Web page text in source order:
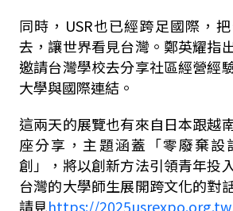
同時， USR也已經跨足國際，
去，讓世界看見台灣。鄭英耀指
邀請台灣學校去分享社區經營經
大學與國際連結。
這兩天的展覽也有來自日本跟越
座分享，主題涵蓋「零廢棄設
創」，將以創新方法引領青年投
台灣的大學師生展開跨文化的對
請見https://